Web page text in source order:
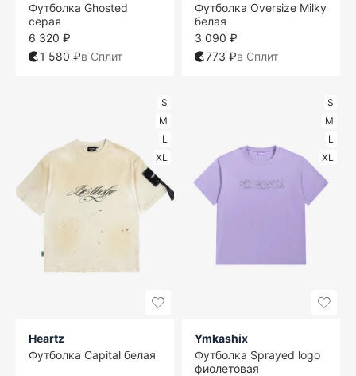
Футболка Ghosted
серая
6 320 ₽
1 580 ₽в Сплит
Футболка Oversize Milky
белая
3 090 ₽
773 ₽в Сплит
S
M
L
XL
Heartz
Футболка Capital белая
S
M
L
XL
Ymkashix
Футболка Sprayed logo
фиолетовая